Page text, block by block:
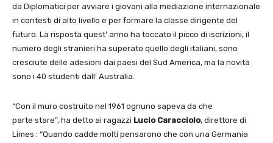
da Diplomatici per avviare i giovani alla mediazione internazionale
in contesti di alto livello e per formare la classe dirigente del
futuro. La risposta quest’ anno ha toccato il picco di iscrizioni, il
numero degli stranieri ha superato quello degli italiani, sono
cresciute delle adesioni dai paesi del Sud America, ma la novità
sono i 40 studenti dall’ Australia.
“Con il muro costruito nel 1961 ognuno sapeva da che
parte stare”, ha detto ai ragazzi Lucio Caracciolo, direttore di
Limes : “Quando cadde molti pensarono che con una Germania